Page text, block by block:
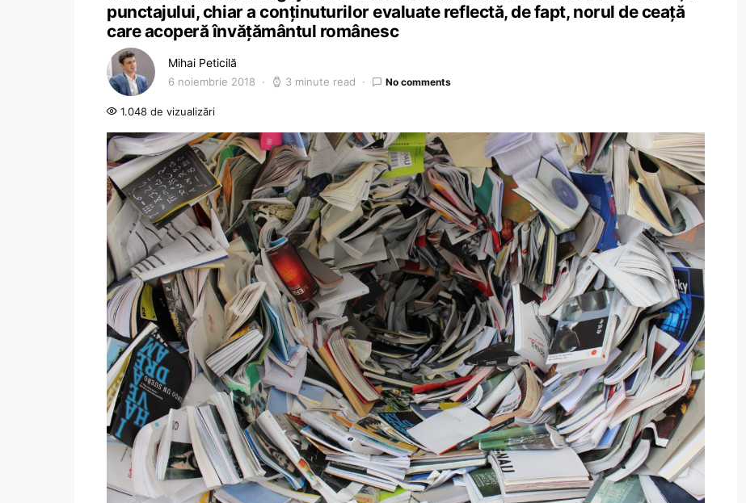
punctajului, chiar a conținuturilor evaluate reflectă, de fapt, norul de ceață
care acoperă învățământul românesc
Mihai Peticilă
6 noiembrie 2018 3 minute read No comments
1.048 de vizualizări